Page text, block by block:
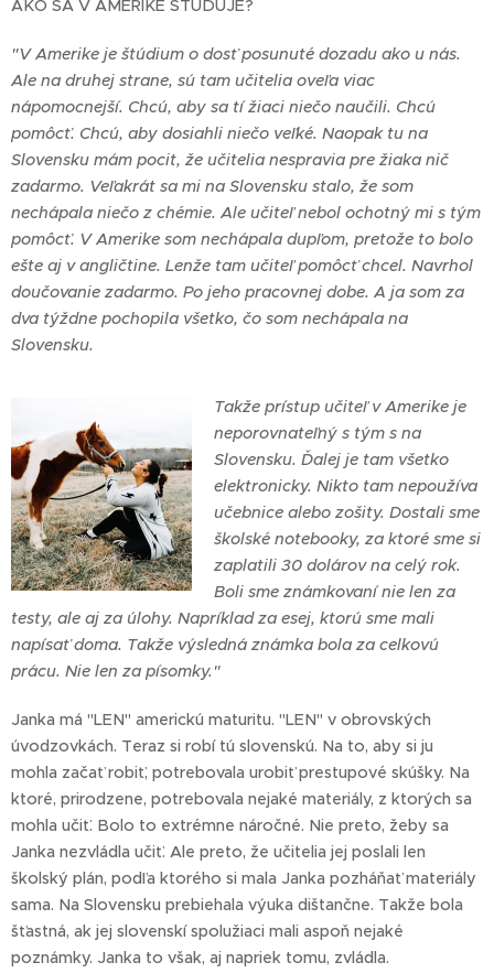
AKO SA V AMERIKE ŠTUDUJE?
"V Amerike je štúdium o dosť posunuté dozadu ako u nás.
Ale na druhej strane, sú tam učitelia oveľa viac
nápomocnejší. Chcú, aby sa tí žiaci niečo naučili. Chcú
pomôcť. Chcú, aby dosiahli niečo veľké. Naopak tu na
Slovensku mám pocit, že učitelia nespravia pre žiaka nič
zadarmo. Veľakrát sa mi na Slovensku stalo, že som
nechápala niečo z chémie. Ale učiteľ nebol ochotný mi s tým
pomôcť. V Amerike som nechápala dupľom, pretože to bolo
ešte aj v angličtine. Lenže tam učiteľ pomôcť chcel. Navrhol
doučovanie zadarmo. Po jeho pracovnej dobe. A ja som za
dva týždne pochopila všetko, čo som nechápala na
Slovensku.
Takže prístup učiteľ v Amerike je
neporovnateľný s tým s na
Slovensku. Ďalej je tam všetko
elektronicky. Nikto tam nepoužíva
učebnice alebo zošity. Dostali sme
školské notebooky, za ktoré sme si
zaplatili 30 dolárov na celý rok.
Boli sme známkovaní nie len za
testy, ale aj za úlohy. Napríklad za esej, ktorú sme mali
napísať doma. Takže výsledná známka bola za celkovú
prácu. Nie len za písomky."
Janka má "LEN" americkú maturitu. "LEN" v obrovských
úvodzovkách. Teraz si robí tú slovenskú. Na to, aby si ju
mohla začať robiť, potrebovala urobiť prestupové skúšky. Na
ktoré, prirodzene, potrebovala nejaké materiály, z ktorých sa
mohla učiť. Bolo to extrémne náročné. Nie preto, žeby sa
Janka nezvládla učiť. Ale preto, že učitelia jej poslali len
školský plán, podľa ktorého si mala Janka pozháňať materiály
sama. Na Slovensku prebiehala výuka dištančne. Takže bola
šťastná, ak jej slovenskí spolužiaci mali aspoň nejaké
poznámky. Janka to však, aj napriek tomu, zvládla.